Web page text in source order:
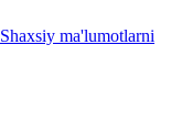
Shaxsiy ma'lumotlarni